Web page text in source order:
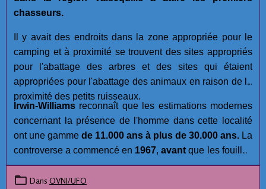
chasseurs.
Il y avait des endroits dans la zone appropriée pour le
camping et à proximité se trouvent des sites appropriés
pour l'abattage des arbres et des sites qui étaient
appropriées pour l'abattage des animaux en raison de la
proximité des petits ruisseaux.
Irwin-Williams reconnaît que les estimations modernes
concernant la présence de l'homme dans cette localité
ont une gamme de 11.000 ans à plus de 30.000 ans. La
controverse a commencé en 1967, avant que les fouilles
aient été réalisées. Malgré les efforts approfondis et la
compétence des membres de l'équipe archéologiques à
Dans OVNI/UFO